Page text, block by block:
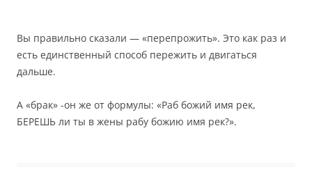
Вы правильно сказали — «перепрожить». Это как раз и
есть единственный способ пережить и двигаться
дальше.
А «брак» -он же от формулы: «Раб божий имя рек,
БЕРЕШЬ ли ты в жены рабу божию имя рек?».